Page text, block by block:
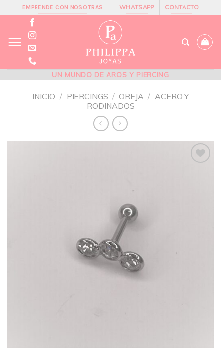
content
EMPRENDE CON NOSOTRAS WHATSAPP CONTACTO
UN MUNDO DE AROS Y PIERCING
INICIO / PIERCINGS / OREJA / ACERO Y
RODINADOS